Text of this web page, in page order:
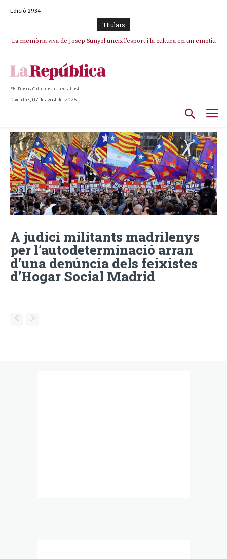
Edició 2934
TItulars
La memòria viva de Josep Sunyol uneix l’esport i la cultura en un emotiu
Els Països Catalans al teu abast
Divendres, 07 de agost del 2026
A judici militants madrilenys
per l’autodeterminació arran
d’una denúncia dels feixistes
d’Hogar Social Madrid